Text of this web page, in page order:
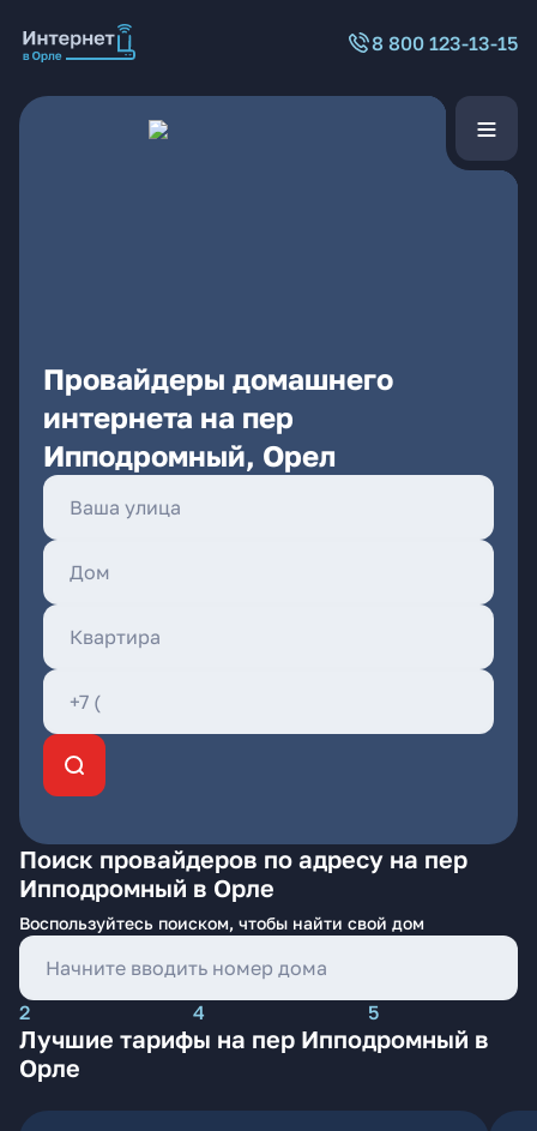
8 800 123-13-15
Провайдеры домашнего
интернета на пер
Ипподромный, Орел
Поиск провайдеров по адресу на пер
Ипподромный в Орле
Воспользуйтесь поиском, чтобы найти свой дом
2 4 5
Лучшие тарифы на пер Ипподромный в
Орле